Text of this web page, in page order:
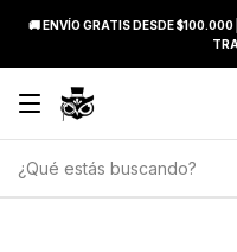
🚚 ENVÍO GRATIS DESDE $100.000